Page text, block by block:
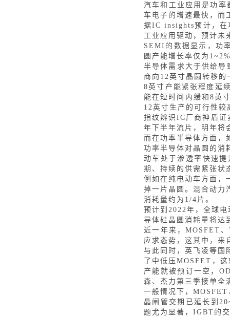
汽车和工业应用是功率
车电子的增速最快，而
据IC insights预计，在
工业应用驱动，预计未
SEMI的数据显示，功
圆产能增长率仅为
半导体需求大于供给导
商向12英寸晶圆转移的
8英寸产能紧张程度延
能在短时间内缓和8英
12英寸生产的可行性较
指纹辨识IC厂商神盾证
年下半年流片，明年将
而在功率半导体方面，
功率半导体对晶圆的消
动车处于渗透率快速
期、持续的供需紧张状
例如在纯电动车方面，
掉一片晶圆。混合动力
消耗量约为1/4片。
预计到 2022年，全球
导体硅晶圆消耗量将达
近一年来，MOSFET
应求态势，这其中，来
与此同时，英飞凌等国
了中低压MOSFET，
产能就被预订一空，
森、杰力第三季接单全
一般情况下，MOSFET
晶闸管交期已延长到
题尤为显著，IGBT的